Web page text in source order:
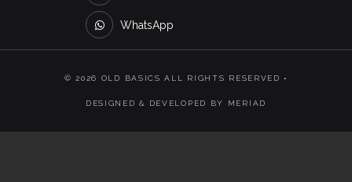
WhatsApp
© 2026 OLD BASICS ALL RIGHTS RESERVED •
DESIGNED & DEVELOPED BY MERIAD